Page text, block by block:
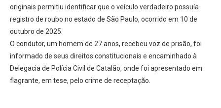
originais permitiu identificar que o veículo verdadeiro possuía
registro de roubo no estado de São Paulo, ocorrido em 10 de
outubro de 2025.
O condutor, um homem de 27 anos, recebeu voz de prisão, foi
informado de seus direitos constitucionais e encaminhado à
Delegacia de Polícia Civil de Catalão, onde foi apresentado em
flagrante, em tese, pelo crime de receptação.